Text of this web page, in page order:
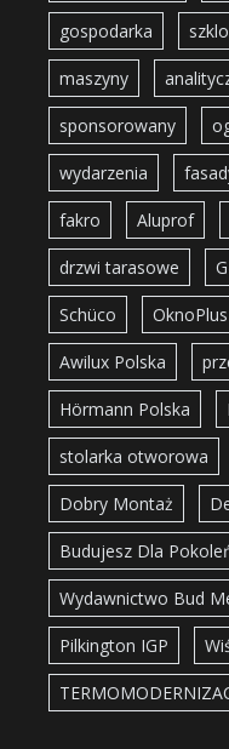
gospodarka szklo
maszyny
sponsorowany
wydarzenia
fakro Aluprof
drzwi tarasowe
Schüco OknoPlus
Awilux Polska
Hörmann Polska
stolarka otworowa
Dobry Montaż
Budujesz Dla
Wydawnictwo Bud
Pilkington IGP